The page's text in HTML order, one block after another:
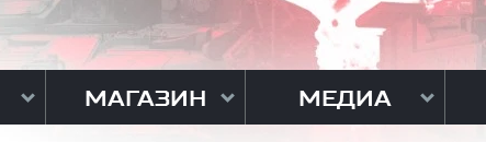
МАГАЗИН МЕДИА